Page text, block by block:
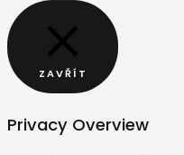
ZAVŘÍT
Privacy Overview